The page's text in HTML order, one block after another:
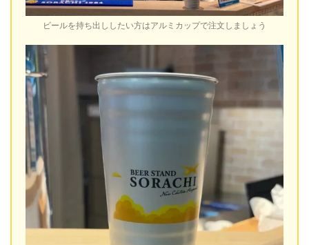
ビールを持ち出ししたい方はアルミカップで注文しましょう